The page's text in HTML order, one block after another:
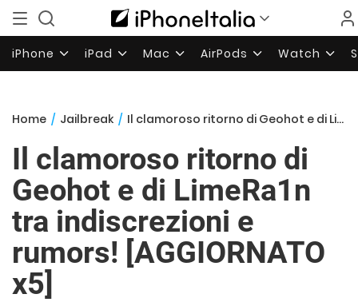
iPhone iPad Mac AirPods Watch
Home / Jailbreak / Il clamoroso ritorno di Geohot e di LimeRa1n tra indiscrezioni e rumors! [AGGIORNATO x5]
Il clamoroso ritorno di
Geohot e di LimeRa1n
tra indiscrezioni e
rumors! [AGGIORNATO
x5]